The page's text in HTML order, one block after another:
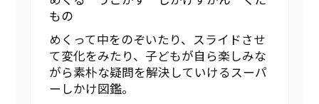
もの
めくって中をのぞいたり、スライドさせ
て変化をみたり、子どもが自ら楽しみな
がら素朴な疑問を解決していけるスーパ
ーしかけ図鑑。